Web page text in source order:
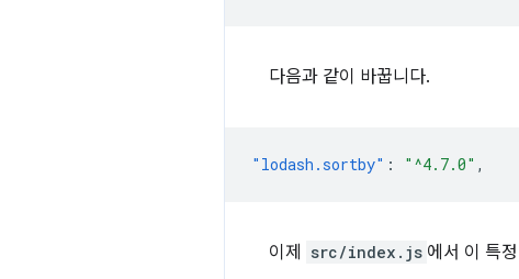
다음과 같이 바꿉니다.
"lodash.sortby" : "^4.7.0" ,
이제 src/index.js 에서 이 특